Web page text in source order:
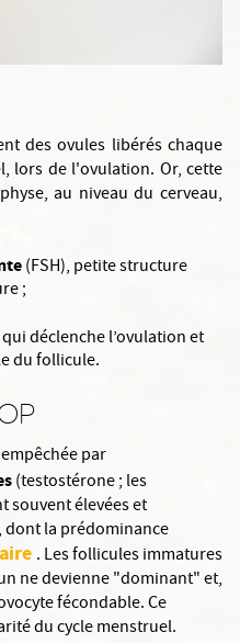
des ovules libérés chaque
lors de l'ovulation. Or, cette
au niveau du cerveau,
(FSH), petite structure
;
qui déclenche l’ovulation et
du follicule.
par
(testostérone ; les
souvent élevées et
la prédominance
. Les follicules immatures
ne devienne "dominant" et,
fécondable. Ce
du cycle menstruel.